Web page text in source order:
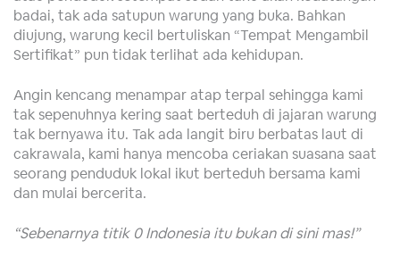
badai, tak ada satupun warung yang buka. Bahkan
diujung, warung kecil bertuliskan “Tempat Mengambil
Sertifikat” pun tidak terlihat ada kehidupan.
Angin kencang menampar atap terpal sehingga kami
tak sepenuhnya kering saat berteduh di jajaran warung
tak bernyawa itu. Tak ada langit biru berbatas laut di
cakrawala, kami hanya mencoba ceriakan suasana saat
seorang penduduk lokal ikut berteduh bersama kami
dan mulai bercerita.
“Sebenarnya titik 0 Indonesia itu bukan di sini mas!”